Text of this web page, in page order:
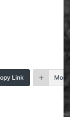
Link More